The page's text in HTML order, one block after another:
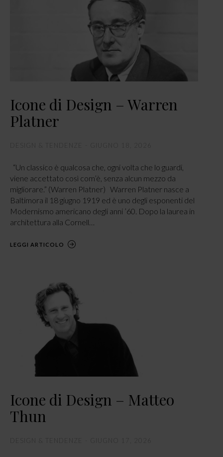
Icone di Design – Warren
Platner
“Un classico è qualcosa che, ogni volta che lo guardi,
viene accettato così com’è, senza alcun mezzo da
migliorare.” (Warren Platner) Warren Platner nasce a
Baltimora il 18 giugno 1919 ed è uno degli esponenti del
Modernismo americano degli anni ’60. Dopo la laurea in
architettura alla Cornell…
LEGGI ARTICOLO
Icone di Design – Matteo
Thun